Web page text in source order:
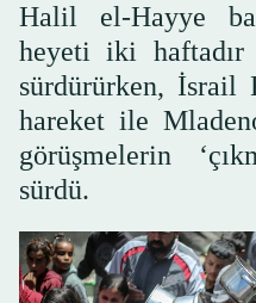
Halil el-Hayye
heyeti iki haftadır
sürdürürken, İsrail
hareket ile
görüşmelerin
sürdü.